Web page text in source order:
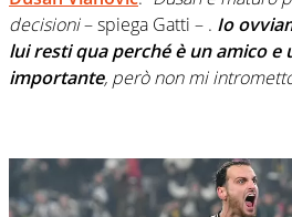
decisioni– spiega Gatti – . Io
lui resti qua perché è un amico e
importante, però non mi